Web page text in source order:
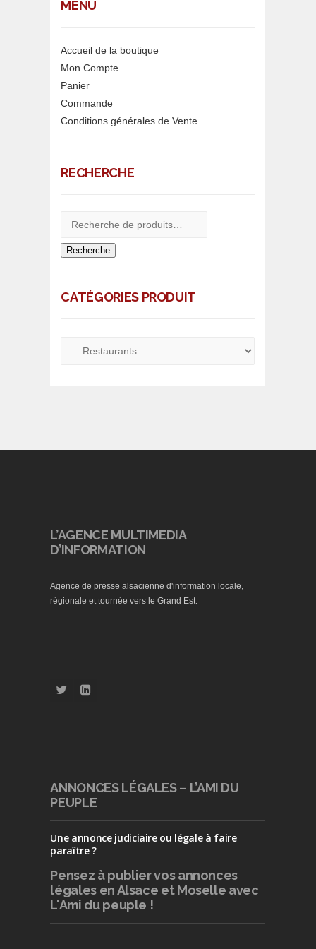
MENU
Accueil de la boutique
Mon Compte
Panier
Commande
Conditions générales de Vente
RECHERCHE
Recherche
CATÉGORIES PRODUIT
L’AGENCE MULTIMEDIA
D’INFORMATION
Agence de presse alsacienne d'information locale,
régionale et tournée vers le Grand Est.
ANNONCES LÉGALES – L’AMI DU
PEUPLE
Une annonce judiciaire ou légale à faire
paraître ?
Pensez à publiervos annonces
légales en Alsace et Moselle avec
L'Ami du peuple !